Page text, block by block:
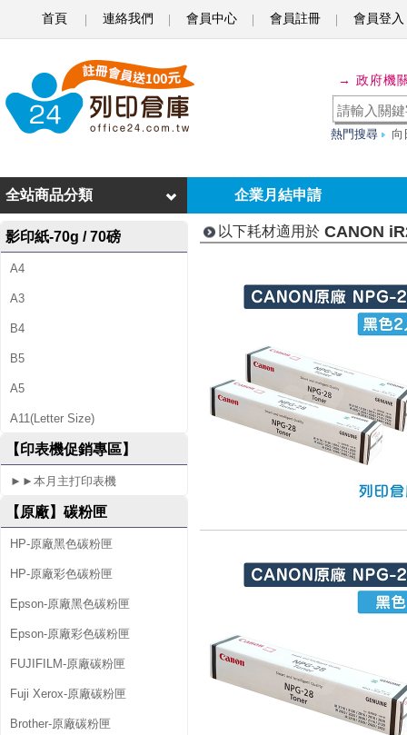
首頁 連絡我們 會員中心 會員註冊 會員登入
N
N
i
R
2
0
→ 政府機
熱門搜尋 向
企業月結申請
全站商品分類
影印紙-70g / 70磅
A4
A3
B4
B5
A5
A11(Letter Size)
【印表機促銷專區】
►►本月主打印表機
【原廠】碳粉匣
HP-原廠黑色碳粉匣
HP-原廠彩色碳粉匣
Epson-原廠黑色碳粉匣
Epson-原廠彩色碳粉匣
FUJIFILM-原廠碳粉匣
Fuji Xerox-原廠碳粉匣
Brother-原廠碳粉匣
以下耗材適用於 CANON